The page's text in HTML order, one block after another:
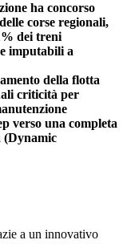
ha concorso
corse regionali,
dei treni
imputabili a
della flotta
criticità per
verso una completa
(Dynamic
a un innovativo